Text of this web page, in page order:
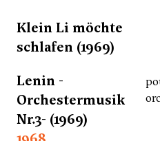
Klein Li möchte
schlafen (1969)
Lenin -
Orchestermusik
Nr.3- (1969)